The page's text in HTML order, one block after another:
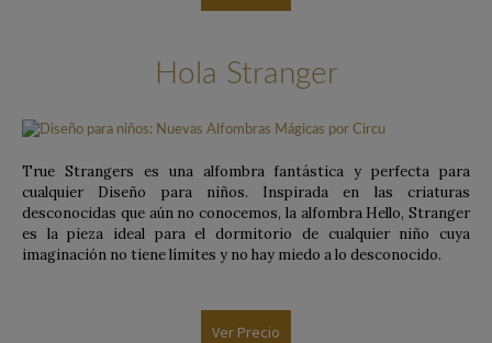
Hola Stranger
True Strangers es una alfombra fantástica y perfecta para
cualquier Diseño para niños. Inspirada en las criaturas
desconocidas que aún no conocemos, la alfombra Hello, Stranger
es la pieza ideal para el dormitorio de cualquier niño cuya
imaginación no tiene límites y no hay miedo a lo desconocido.
Ver Precio